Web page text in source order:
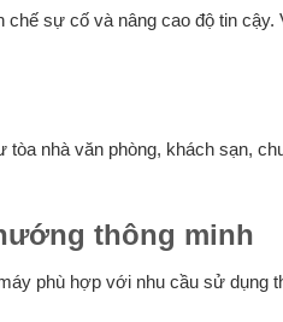
sự cố và nâng cao độ tin
nhà văn phòng, khách sạn,
thông minh
phù hợp với nhu cầu sử dụng